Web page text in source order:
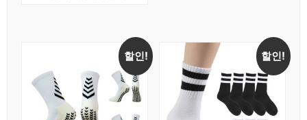
할인! 할인!